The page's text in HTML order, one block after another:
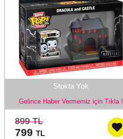
Stokta Yok
Gelince Haber Vermemiz için Tıkla !
899 TL
799TL